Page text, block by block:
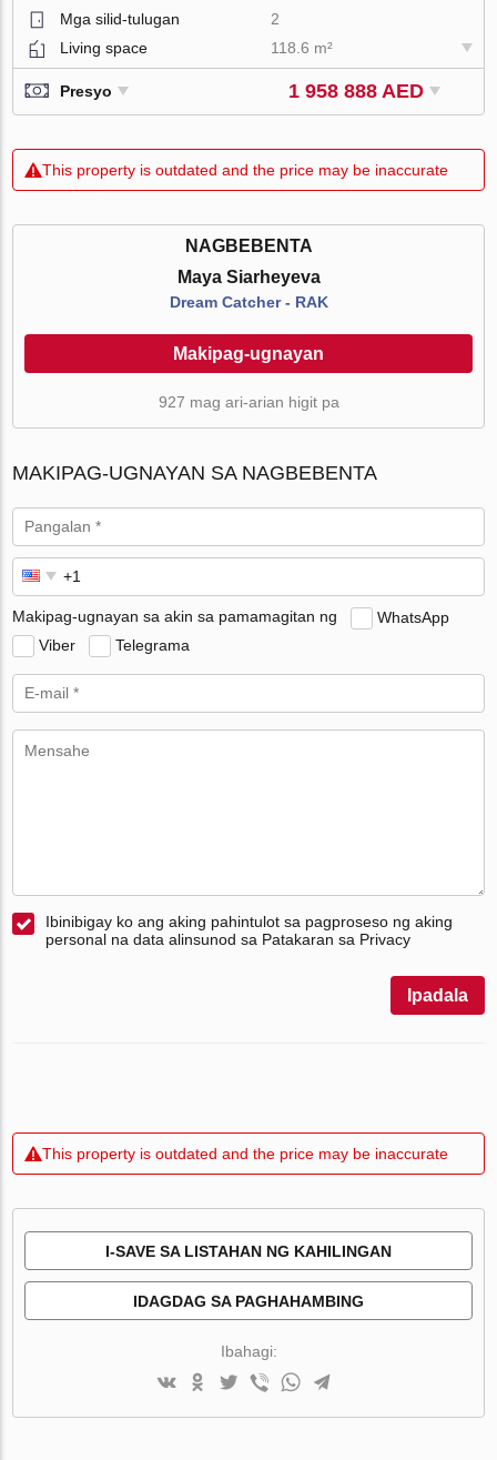
Mga silid-tulugan
2
Living space
118.6 m²
Presyo 1 958 888 AED
This property is outdated and the price may be inaccurate
NAGBEBENTA
Maya Siarheyeva
Dream Catcher - RAK
Makipag-ugnayan
927 mag ari-arian higit pa
MAKIPAG-UGNAYAN SA NAGBEBENTA
Makipag-ugnayan sa akin sa pamamagitan ng
WhatsApp
Viber
Telegrama
Ibinibigay ko ang aking pahintulot sa pagproseso ng aking
personal na data alinsunod sa Patakaran sa Privacy
Ipadala
This property is outdated and the price may be inaccurate
I-SAVE SA LISTAHAN NG KAHILINGAN
IDAGDAG SA PAGHAHAMBING
Ibahagi: